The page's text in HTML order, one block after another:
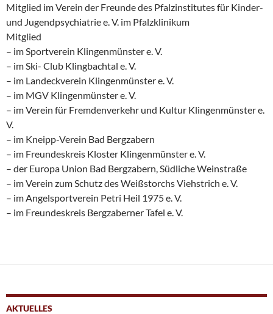
Mitglied im Verein der Freunde des Pfalzinstitutes für Kinder-
und Jugendpsychiatrie e. V. im Pfalzklinikum
Mitglied
– im Sportverein Klingenmünster e. V.
– im Ski- Club Klingbachtal e. V.
– im Landeckverein Klingenmünster e. V.
– im MGV Klingenmünster e. V.
– im Verein für Fremdenverkehr und Kultur Klingenmünster e.
V.
– im Kneipp-Verein Bad Bergzabern
– im Freundeskreis Kloster Klingenmünster e. V.
– der Europa Union Bad Bergzabern, Südliche Weinstraße
– im Verein zum Schutz des Weißstorchs Viehstrich e. V.
– im Angelsportverein Petri Heil 1975 e. V.
– im Freundeskreis Bergzaberner Tafel e. V.
AKTUELLES